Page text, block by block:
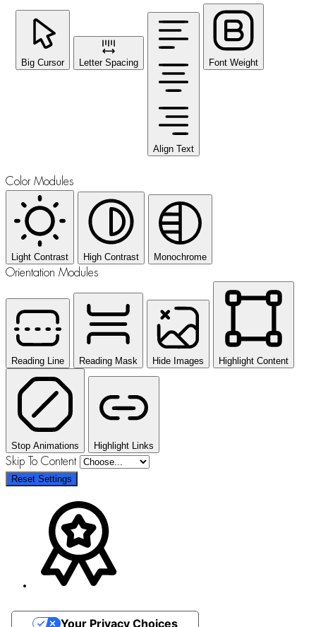
Big Cursor Letter Spacing
Align Text
Font Weight
Color Modules
Light Contrast High Contrast Monochrome
Orientation Modules
Reading Line Reading Mask Hide Images Highlight Content
Stop Animations Highlight Links
Skip To Content
Reset Settings
Your Privacy Choices